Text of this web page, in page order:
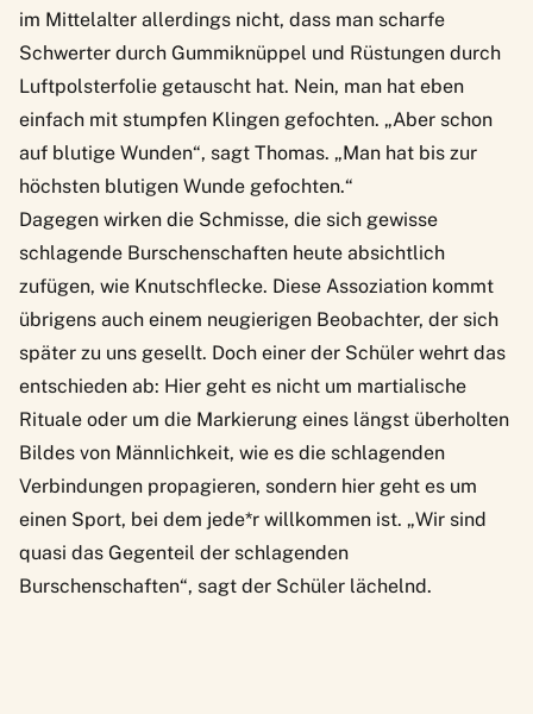
im Mittelalter allerdings nicht, dass man scharfe
Schwerter durch Gummiknüppel und Rüstungen durch
Luftpolsterfolie getauscht hat. Nein, man hat eben
einfach mit stumpfen Klingen gefochten. „Aber schon
auf blutige Wunden“, sagt Thomas. „Man hat bis zur
höchsten blutigen Wunde gefochten.“
Dagegen wirken die Schmisse, die sich gewisse
schlagende Burschenschaften heute absichtlich
zufügen, wie Knutschflecke. Diese Assoziation kommt
übrigens auch einem neugierigen Beobachter, der sich
später zu uns gesellt. Doch einer der Schüler wehrt das
entschieden ab: Hier geht es nicht um martialische
Rituale oder um die Markierung eines längst überholten
Bildes von Männlichkeit, wie es die schlagenden
Verbindungen propagieren, sondern hier geht es um
einen Sport, bei dem jede*r willkommen ist. „Wir sind
quasi das Gegenteil der schlagenden
Burschenschaften“, sagt der Schüler lächelnd.